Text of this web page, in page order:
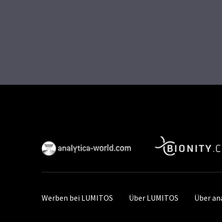
Werben bei LUMITOS Über LUMITOS Über